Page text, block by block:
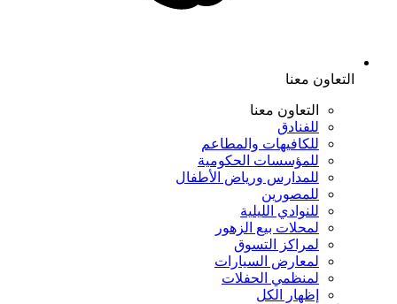
التعاون معنا
التعاون معنا
للفنادق
للكافيهات والمطاعم
للمؤسسات الحكومية
للمدارس ورياض الأطفال
للمصورين
للنوادي الليلية
لمحلات بيع الزهور
لمراكز التسوق
لمعارض السيارات
لمنظمي الحفلات
إظهار الكل